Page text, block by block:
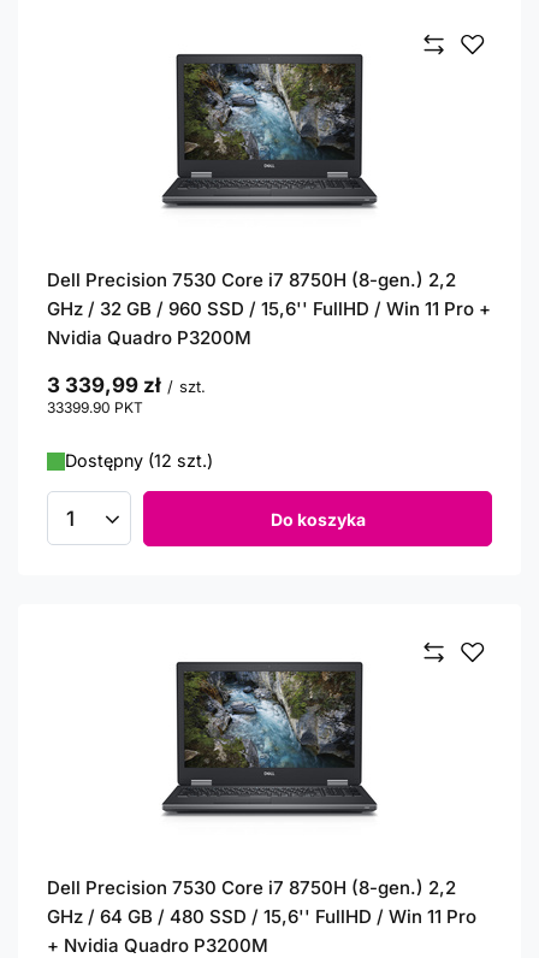
Dell Precision 7530 Core i7 8750H (8-gen.) 2,2
GHz / 32 GB / 960 SSD / 15,6'' FullHD / Win 11 Pro +
Nvidia Quadro P3200M
3 339,99 zł / szt.
33399.90 PKT
Dostępny (12 szt.)
Ilość produktów Do koszyka
Dell Precision 7530 Core i7 8750H (8-gen.) 2,2
GHz / 64 GB / 480 SSD / 15,6'' FullHD / Win 11 Pro
+ Nvidia Quadro P3200M